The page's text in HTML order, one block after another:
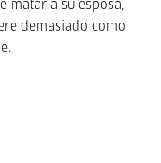
matar a su esposa,
demasiado como